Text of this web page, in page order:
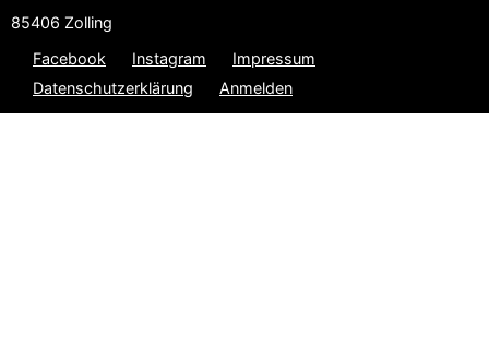
85406 Zolling
Facebook
Instagram
Impressum
Datenschutzerklärung
Anmelden